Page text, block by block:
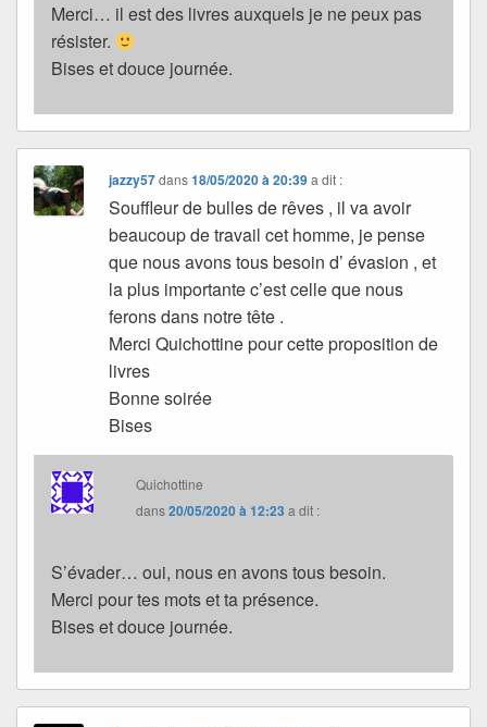
Merci… il est des livres auxquels je ne peux pas
résister.
Bises et douce journée.
jazzy57dans18/05/2020 à 20:39 a dit :
Souffleur de bulles de rêves , il va avoir
beaucoup de travail cet homme, je pense
que nous avons tous besoin d’ évasion , et
la plus importante c’est celle que nous
ferons dans notre tête .
Merci Quichottine pour cette proposition de
livres
Bonne soirée
Bises
Quichottine
dans20/05/2020 à 12:23 a dit :
S’évader… oui, nous en avons tous besoin.
Merci pour tes mots et ta présence.
Bises et douce journée.